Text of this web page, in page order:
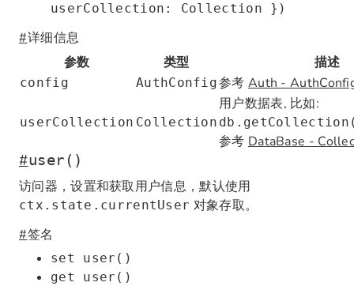
userCollection: Collection })
#详细信息
参数
类型 描述
config AuthConfig参考 Auth -
userCollection Collection
用户数据表, 比如:
参考 DataBase -
#user()
访问器，设置和获取用户信息，默认使用
ctx.state.currentUser 对象存取。
#签名
set user()
get user()